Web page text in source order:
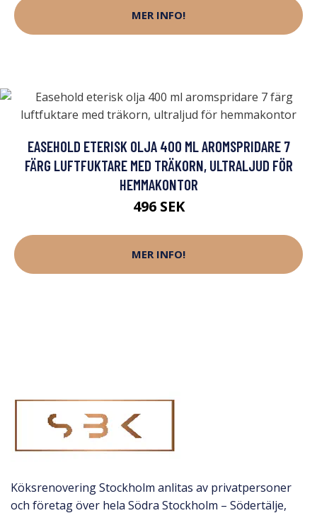
MER INFO!
EASEHOLD ETERISK OLJA 400 ML AROMSPRIDARE 7
FÄRG LUFTFUKTARE MED TRÄKORN, ULTRALJUD FÖR
HEMMAKONTOR
496 SEK
MER INFO!
Köksrenovering Stockholm anlitas av privatpersoner
och företag över hela Södra Stockholm – Södertälje,